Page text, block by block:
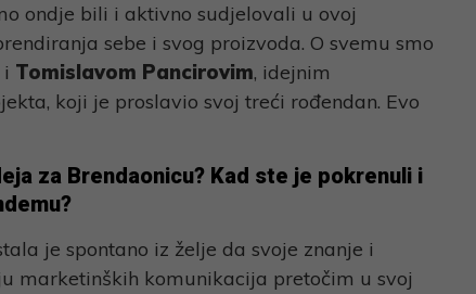
ondje bili i aktivno sudjelovali u ovoj
sebe i svog proizvoda. O svemu smo
i Tomislavom Pancirovim, idejnim
koji je proslavio svoj treći rođendan. Evo
za Brendaonicu? Kad ste je pokrenuli i
je spontano iz želje da svoje znanje i
marketinških komunikacija pretočim u svoj